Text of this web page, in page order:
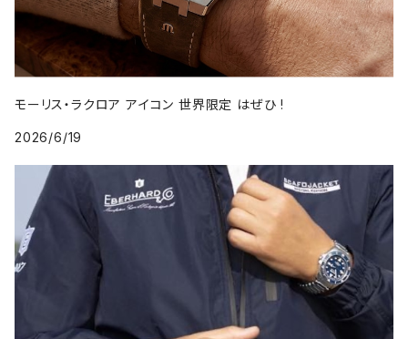
モーリス・ラクロア アイコン 世界限定 はぜひ !
2026/6/19